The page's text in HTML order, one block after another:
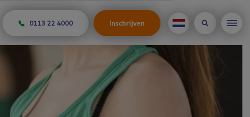
0113 22 4000 Inschrijven